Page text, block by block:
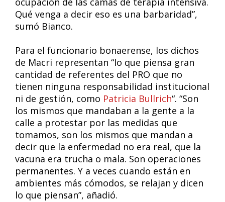
Qué venga a decir eso es una barbaridad”,
sumó Bianco.
Para el funcionario bonaerense, los dichos
de Macri representan “lo que piensa gran
cantidad de referentes del PRO que no
tienen ninguna responsabilidad institucional
ni de gestión, como Patricia Bullrich“. “Son
los mismos que mandaban a la gente a la
calle a protestar por las medidas que
tomamos, son los mismos que mandan a
decir que la enfermedad no era real, que la
vacuna era trucha o mala. Son operaciones
permanentes. Y a veces cuando están en
ambientes más cómodos, se relajan y dicen
lo que piensan”, añadió.